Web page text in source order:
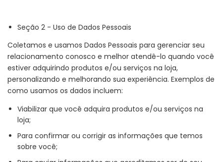
Seção 2 - Uso de Dados Pessoais
Coletamos e usamos Dados Pessoais para gerenciar seu
relacionamento conosco e melhor atendê-lo quando você
estiver adquirindo produtos e/ou serviços na loja,
personalizando e melhorando sua experiência. Exemplos de
como usamos os dados incluem:
Viabilizar que você adquira produtos e/ou serviços na
loja;
Para confirmar ou corrigir as informações que temos
sobre você;